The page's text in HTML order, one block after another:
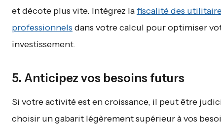
et décote plus vite. Intégrez lafiscalité des
professionnels dans votre calcul pour optimiser
investissement.
5. Anticipez vos besoins futurs
Si votre activité est en croissance, il peut être
choisir un gabarit légèrement supérieur à vos